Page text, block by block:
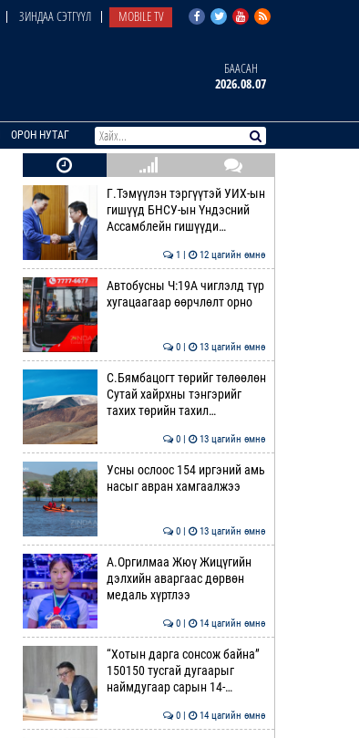
ЗИНДАА СЭТГҮҮЛ MOBILE TV
БААСАН
2026.08.07
ОРОН НУТАГ
Г.Тэмүүлэн тэргүүтэй УИХ-ын
гишүүд БНСУ-ын Үндэсний
Ассамблейн гишүүди…
1 | 12 цагийн өмнө
Автобусны Ч:19А чиглэлд түр
хугацаагаар өөрчлөлт орно
0 | 13 цагийн өмнө
С.Бямбацогт төрийг төлөөлөн
Сутай хайрхны тэнгэрийг
тахих төрийн тахил…
0 | 13 цагийн өмнө
Усны ослоос 154 иргэний амь
насыг авран хамгаалжээ
0 | 13 цагийн өмнө
А.Оргилмаа Жюү Жицүгийн
дэлхийн аваргаас дөрвөн
медаль хүртлээ
0 | 14 цагийн өмнө
“Хотын дарга сонсож байна”
150150 тусгай дугаарыг
наймдугаар сарын 14-…
0 | 14 цагийн өмнө